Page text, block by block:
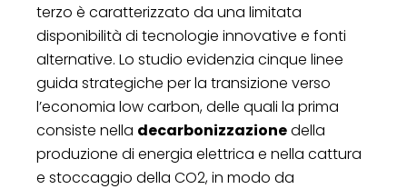
terzo è caratterizzato da una limitata
disponibilità di tecnologie innovative e fonti
alternative. Lo studio evidenzia cinque linee
guida strategiche per la transizione verso
l’economia low carbon, delle quali la prima
consiste nella decarbonizzazionedella
produzione di energia elettrica e nella cattura
e stoccaggio della CO2, in modo da